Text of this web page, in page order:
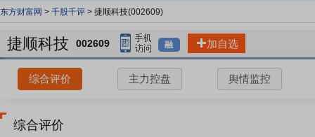
东方财富网 > 千股千评 > 捷顺科技(002609)
捷顺科技 002609 融 加自选
综合评价 主力控盘 舆情监控
综合评价